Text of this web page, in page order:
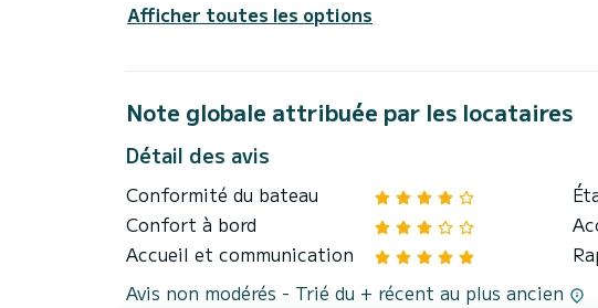
Afficher toutes les options
Note globale attribuée par les locataires
Détail des avis
Conformité du bateau
Confort à bord
Accueil et communication
Avis non modérés - Trié du + récent au plus ancien